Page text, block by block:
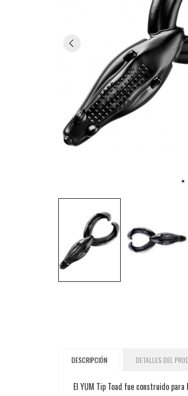
DESCRIPCIÓN DETALLES DEL
El YUM Tip Toad fue construido